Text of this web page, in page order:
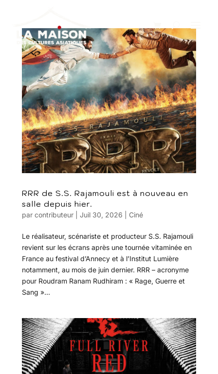
RRR de S.S. Rajamouli est à nouveau en
salle depuis hier.
par contributeur| Juil 30, 2026 Ciné
Le réalisateur, scénariste et producteur S.S. Rajamouli
revient sur les écrans après une tournée vitaminée en
France au festival d’Annecy et à l’Institut Lumière
notamment, au mois de juin dernier. RRR – acronyme
pour Roudram Ranam Rudhiram : « Rage, Guerre et
Sang »...